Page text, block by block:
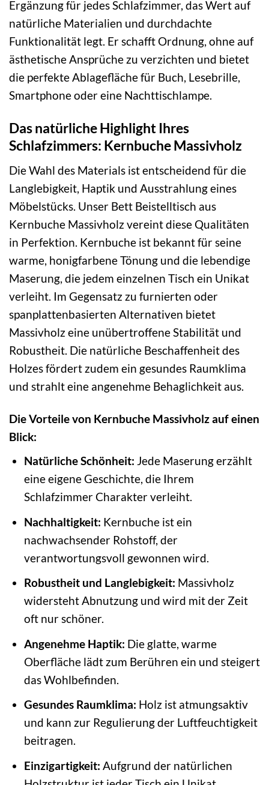
Ergänzung für jedes Schlafzimmer, das Wert auf
natürliche Materialien und durchdachte
Funktionalität legt. Er schafft Ordnung, ohne auf
ästhetische Ansprüche zu verzichten und bietet
die perfekte Ablagefläche für Buch, Lesebrille,
Smartphone oder eine Nachttischlampe.
Das natürliche Highlight Ihres
Schlafzimmers: Kernbuche Massivholz
Die Wahl des Materials ist entscheidend für die
Langlebigkeit, Haptik und Ausstrahlung eines
Möbelstücks. Unser Bett Beistelltisch aus
Kernbuche Massivholz vereint diese Qualitäten
in Perfektion. Kernbuche ist bekannt für seine
warme, honigfarbene Tönung und die lebendige
Maserung, die jedem einzelnen Tisch ein Unikat
verleiht. Im Gegensatz zu furnierten oder
spanplattenbasierten Alternativen bietet
Massivholz eine unübertroffene Stabilität und
Robustheit. Die natürliche Beschaffenheit des
Holzes fördert zudem ein gesundes Raumklima
und strahlt eine angenehme Behaglichkeit aus.
Die Vorteile von Kernbuche Massivholz auf einen
Blick:
Natürliche Schönheit: Jede Maserung erzählt
eine eigene Geschichte, die Ihrem
Schlafzimmer Charakter verleiht.
Nachhaltigkeit: Kernbuche ist ein
nachwachsender Rohstoff, der
verantwortungsvoll gewonnen wird.
Robustheit und Langlebigkeit: Massivholz
widersteht Abnutzung und wird mit der Zeit
oft nur schöner.
Angenehme Haptik: Die glatte, warme
Oberfläche lädt zum Berühren ein und steigert
das Wohlbefinden.
Gesundes Raumklima: Holz ist atmungsaktiv
und kann zur Regulierung der Luftfeuchtigkeit
beitragen.
Einzigartigkeit: Aufgrund der natürlichen